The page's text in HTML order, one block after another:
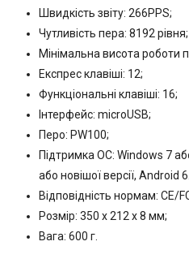
Швидкість звіту: 266PPS;
Чутливість пера: 8192 рівня;
Мінімальна висота роботи
Експрес клавіші: 12;
Функціональні клавіші: 16;
Інтерфейс: microUSB;
Перо: PW100;
Підтримка ОС: Windows 7
або новішої версії, Android
Відповідність нормам: CE/
Розмір: 350 х 212 х 8 мм;
Вага: 600 г.